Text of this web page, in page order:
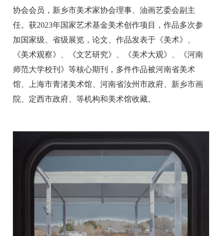
协会会员，新乡市美术家协会理事、油画艺委会副主
任。获2023年国家艺术基金美术创作项目，作品多次参
加国家级、省级展览，论文、作品发表于《美术》、
《美术观察》、《文艺研究》、《美术大观》、《河南
师范大学校刊》等核心期刊，多件作品被河南省美术
馆、上海市青渚美术馆、河南省汝州市政府、新乡市画
院、定西市政府、等机构和美术馆收藏。